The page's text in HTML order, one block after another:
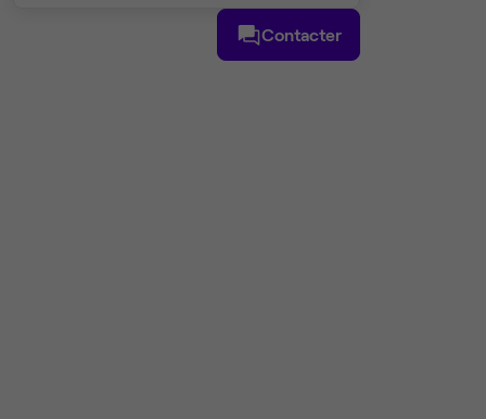
Contacter